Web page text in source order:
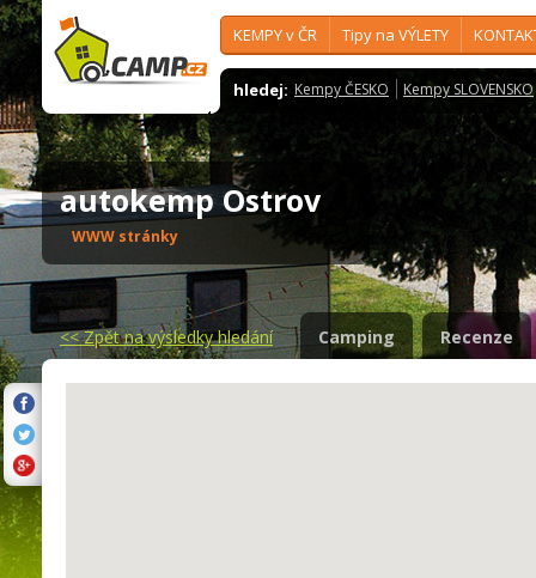
KEMPY v ČR Tipy na VÝLETY
hledej: Kempy ČESKO Kempy SLOVENSKO
autokemp Ostrov
WWW stránky
<<Zpět na výsledky hledání Camping Recenze